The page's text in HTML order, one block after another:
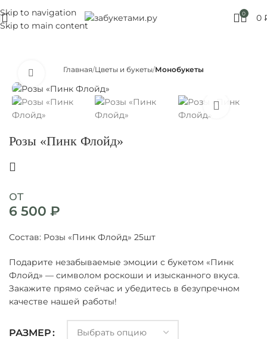
Skip to navigation
Skip to main content
0 0
Главная Цветы и букеты Монобукеты
Нажмите, чтобы увеличить
Розы «Пинк Флойд»
от
6 500 ₽
Состав: Розы «Пинк Флойд» 25шт
Подарите незабываемые эмоции с букетом «Пинк
Флойд» — символом роскоши и изысканного вкуса.
Закажите прямо сейчас и убедитесь в безупречном
качестве нашей работы!
РАЗМЕР
Москве! Выбирайте!